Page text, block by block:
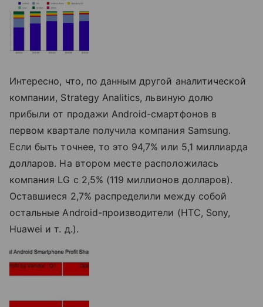
Интересно, что, по данным другой аналитической
компании, Strategy Analitics, львиную долю
прибыли от продажи Android-смартфонов в
первом квартале получила компания Samsung.
Если быть точнее, то это 94,7% или 5,1 миллиарда
долларов. На втором месте расположилась
компания LG с 2,5% (119 миллионов долларов).
Оставшиеся 2,7% распределили между собой
остальные Android-производители (HTC, Sony,
Huawei и т. д.).